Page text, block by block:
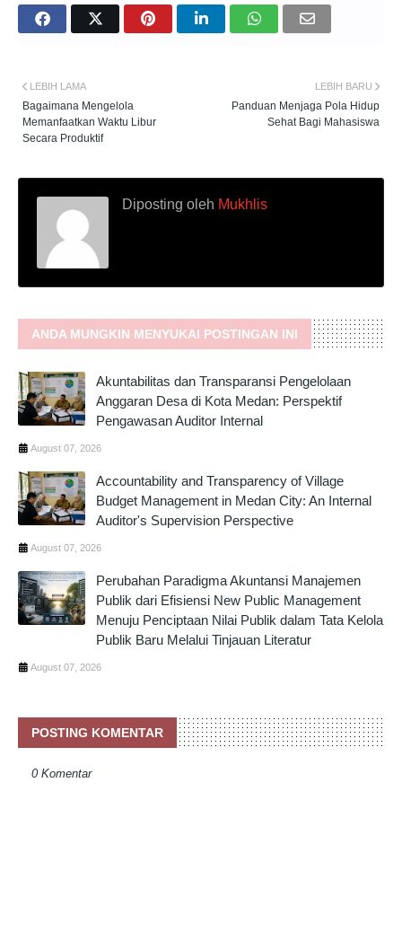
LEBIH BARU
Panduan Menjaga Pola Hidup
Sehat Bagi Mahasiswa
LEBIH LAMA
Bagaimana Mengelola
Memanfaatkan Waktu Libur
Secara Produktif
Diposting oleh Mukhlis
ANDA MUNGKIN MENYUKAI POSTINGAN INI
Akuntabilitas dan Transparansi Pengelolaan
Anggaran Desa di Kota Medan: Perspektif
Pengawasan Auditor Internal
August 07, 2026
Accountability and Transparency of Village
Budget Management in Medan City: An Internal
Auditor's Supervision Perspective
August 07, 2026
Perubahan Paradigma Akuntansi Manajemen
Publik dari Efisiensi New Public Management
Menuju Penciptaan Nilai Publik dalam Tata Kelola
Publik Baru Melalui Tinjauan Literatur
August 07, 2026
POSTING KOMENTAR
0 Komentar